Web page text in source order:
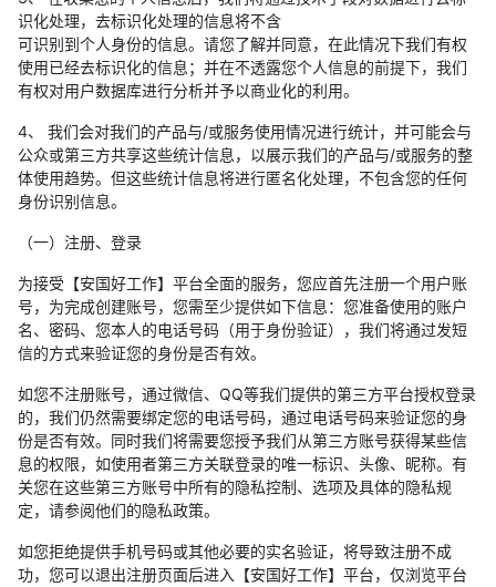
识化处理，去标识化处理的信息将不含
可识别到个人身份的信息。请您了解并同意，在此情况下我们有权
使用已经去标识化的信息；并在不透露您个人信息的前提下，我们
有权对用户数据库进行分析并予以商业化的利用。
4、 我们会对我们的产品与/或服务使用情况进行统计，并可能会与
公众或第三方共享这些统计信息，以展示我们的产品与/或服务的整
体使用趋势。但这些统计信息将进行匿名化处理，不包含您的任何
身份识别信息。
（一）注册、登录
为接受【安国好工作】平台全面的服务，您应首先注册一个用户账
号，为完成创建账号，您需至少提供如下信息：您准备使用的账户
名、密码、您本人的电话号码（用于身份验证），我们将通过发短
信的方式来验证您的身份是否有效。
如您不注册账号，通过微信、QQ等我们提供的第三方平台授权登录
的，我们仍然需要绑定您的电话号码，通过电话号码来验证您的身
份是否有效。同时我们将需要您授予我们从第三方账号获得某些信
息的权限，如使用者第三方关联登录的唯一标识、头像、昵称。有
关您在这些第三方账号中所有的隐私控制、选项及具体的隐私规
定，请参阅他们的隐私政策。
如您拒绝提供手机号码或其他必要的实名验证，将导致注册不成
功，您可以退出注册页面后进入【安国好工作】平台，仅浏览平台